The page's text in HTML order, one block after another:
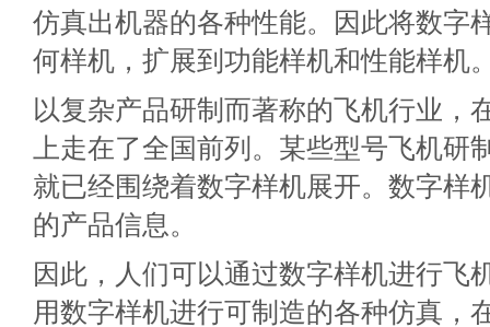
仿真出机器的各种性能。因此将数字
何样机，扩展到功能样机和性能样机
以复杂产品研制而著称的飞机行业，
上走在了全国前列。某些型号飞机研
就已经围绕着数字样机展开。数字样
的产品信息。
因此，人们可以通过数字样机进行飞
用数字样机进行可制造的各种仿真，